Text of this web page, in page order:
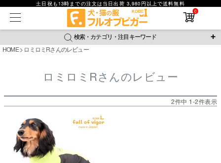
土日祝も13時までの注文は当日出荷 3,980円以上で送料無料
0
検索・カテゴリ・注目キーワード
防蚊 腹巻 撥水レイン ラッシュガード
接触冷感 おそろコーデ 背中開きアイテム
在庫なし商品を表示しない
商品番号
並び順
価格が安い順
価格が高い順
HOME ロミロミRさんのレビュー
ロミロミRさんのレビュー
2件中 1-2件表示